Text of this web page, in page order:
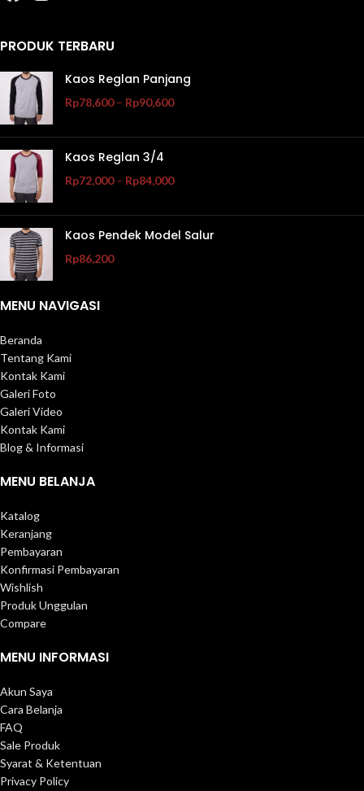
PRODUK TERBARU
Kaos Reglan Panjang
Rp78,600 – Rp90,600
Kaos Reglan 3/4
Rp72,000 – Rp84,000
Kaos Pendek Model Salur
Rp86,200
MENU NAVIGASI
Beranda
Tentang Kami
Kontak Kami
Galeri Foto
Galeri Video
Kontak Kami
Blog & Informasi
MENU BELANJA
Katalog
Keranjang
Pembayaran
Konfirmasi Pembayaran
Wishlish
Produk Unggulan
Compare
MENU INFORMASI
Akun Saya
Cara Belanja
FAQ
Sale Produk
Syarat & Ketentuan
Privacy Policy